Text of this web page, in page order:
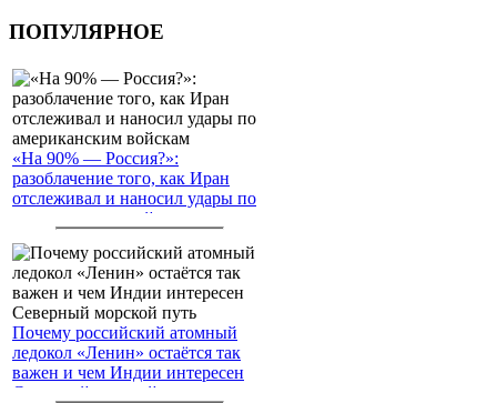
ПОПУЛЯРНОЕ
«На 90% — Россия?»:
разоблачение того, как Иран
отслеживал и наносил удары по
американским войскам
Почему российский атомный
ледокол «Ленин» остаётся так
важен и чем Индии интересен
Северный морской путь